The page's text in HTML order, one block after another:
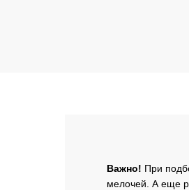
Важно! При
мелочей. А еще